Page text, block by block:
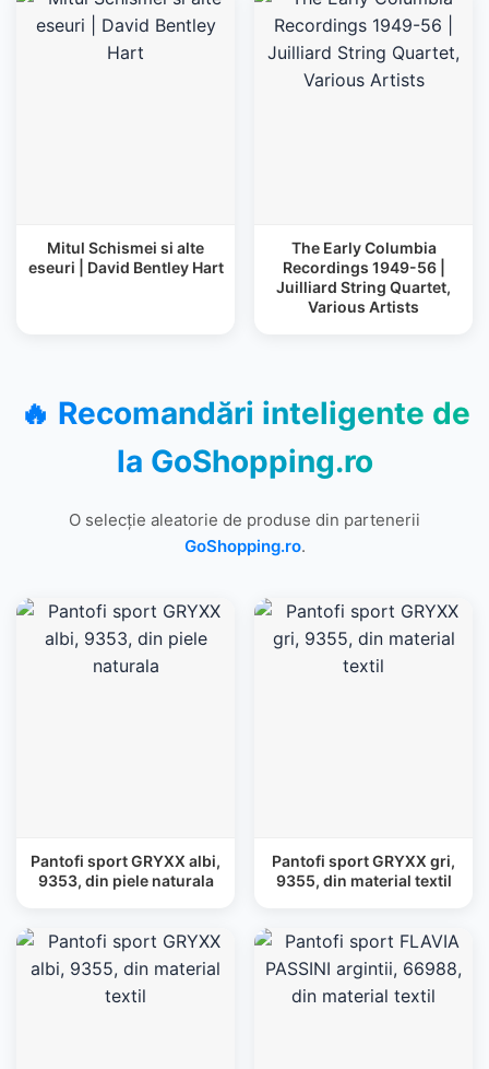
Mitul Schismei si alte
eseuri | David Bentley Hart
The Early Columbia
Recordings 1949-56 |
Juilliard String Quartet,
Various Artists
🔥 Recomandări inteligente de
la GoShopping.ro
O selecție aleatorie de produse din partenerii
GoShopping.ro.
Pantofi sport GRYXX albi,
9353, din piele naturala
Pantofi sport GRYXX gri,
9355, din material textil